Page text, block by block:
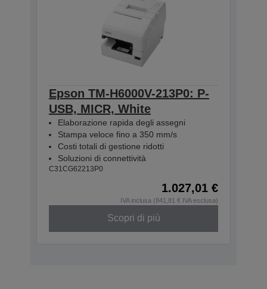
Epson TM-H6000V-213P0: P-
USB, MICR, White
Elaborazione rapida degli assegni
Stampa veloce fino a 350 mm/s
Costi totali di gestione ridotti
Soluzioni di connettività
C31CG62213P0
1.027,01 €
IVA inclusa (841,81 € IVA esclusa)
Scopri di più